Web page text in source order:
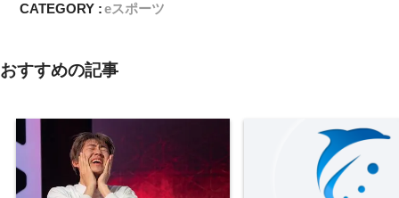
CATEGORY :eスポーツ
おすすめの記事